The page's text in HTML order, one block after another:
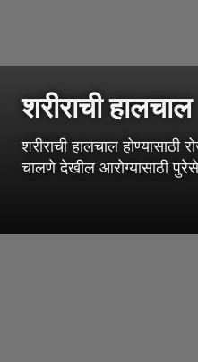
शरीराची हालचाल
शरीराची हालचाल
चालणे देखील आरोग्यासाठी